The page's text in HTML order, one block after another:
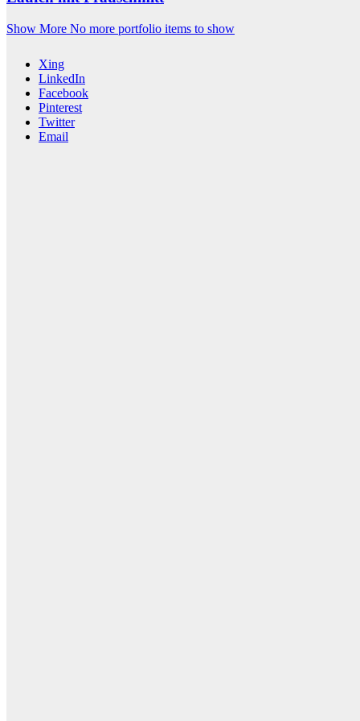
Show More No more portfolio items to show
Xing
LinkedIn
Facebook
Pinterest
Twitter
Email